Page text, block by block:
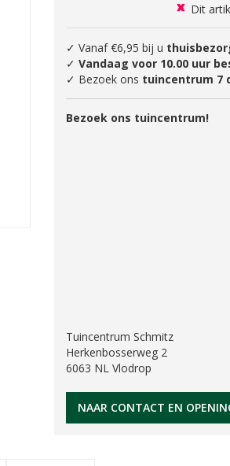
Dit
✓ Vanaf €6,95 bij u
✓ Vandaag voor 10.00 uur
✓ Bezoek ons tuincentrum 7
Bezoek ons tuincentrum!
Tuincentrum Schmitz
Herkenbosserweg 2
6063 NL Vlodrop
NAAR CONTACT EN